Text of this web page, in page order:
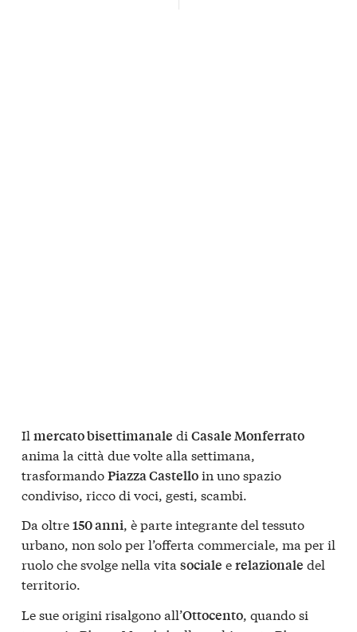
Il mercato bisettimanale di Casale Monferrato
anima la città due volte alla settimana,
trasformandoPiazza Castelloin uno spazio
condiviso, ricco di voci, gesti, scambi.
Da oltre150 anni, è parte integrante del tessuto
urbano, non solo per l’offerta commerciale, ma per il
ruolo che svolge nella vita sociale erelazionale del
territorio.
Le sue origini risalgono all’Ottocento, quando si